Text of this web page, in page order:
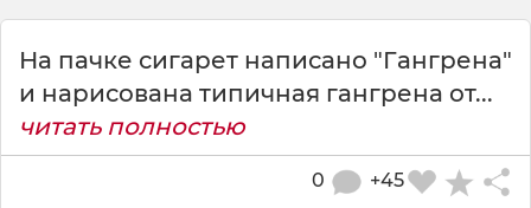
На пачке сигарет написано "Гангрена"
и нарисована типичная гангрена от...
читать полностью
+45
0